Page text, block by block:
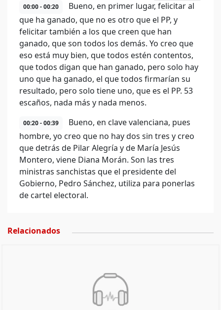
00:00 - 00:20
Bueno, en primer lugar, felicitar al
que ha ganado, que no es otro que el PP, y
felicitar también a los que creen que han
ganado, que son todos los demás. Yo creo que
eso está muy bien, que todos estén contentos,
que todos digan que han ganado, pero solo hay
uno que ha ganado, el que todos firmarían su
resultado, pero solo tiene uno, que es el PP. 53
escaños, nada más y nada menos.
00:20 - 00:39
Bueno, en clave valenciana, pues
hombre, yo creo que no hay dos sin tres y creo
que detrás de Pilar Alegría y de María Jesús
Montero, viene Diana Morán. Son las tres
ministras sanchistas que el presidente del
Gobierno, Pedro Sánchez, utiliza para ponerlas
de cartel electoral.
Relacionados